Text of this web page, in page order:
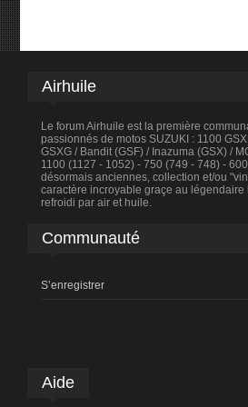
Airhuile
Le forum Airhuile est la première
passionnés de motos SUZUKI : 1100
GSXG / Bandit (GSF) / Inazuma (GSX) /
1100 (1127 - 1052) - 750 (749 - 748) -
désormais anciennes, collection et/ou
caractère incroyable graçe au légendaire
refroidi par air et huile.
Communauté
S’enregistrer
Aide